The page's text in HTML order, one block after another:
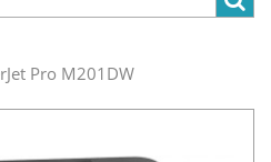
Pro M201DW